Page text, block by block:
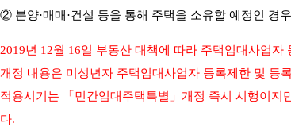
② 분양·매매 ·건설 등을 통해 주택을 소유할 예정인 경
2019년 12월 16일 부동산 대책에 따라 주택임대사업자
개정 내용은 미성년자 주택임대사업자 등록제한 및 등
적용시기는 「민간임대주택특별 」개정 즉시 시행이지
다.